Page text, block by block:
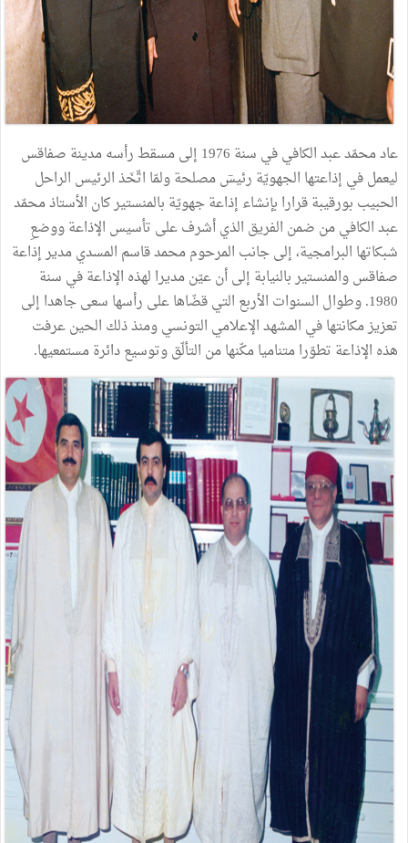
عاد محمّد عبد الكافي في سنة 1976 إلى مسقط رأسه مدينة صفاقس
ليعمل في إذاعتها الجهويّة رئيسٓ مصلحة ولمّا اتَّخَذ الرئيس الراحل
الحبيب بورقيبة قرارا بإنشاء إذاعة جهويّة بالمنستير كان الأستاذ محمّد
عبد الكافي من ضمن الفريق الذي أشرف على تأسيس الإذاعة ووضعِ
شبكاتها البرامجية، إلى جانب المرحوم محمد قاسم المسدي مدير إذاعة
صفاقس والمنستير بالنيابة إلى أن عيّن مديرا لهذه الإذاعة في سنة
1980. وطوال السنوات الأربع التي قضّاها على رأسها سعى جاهدا إلى
تعزيز مكانتها في المشهد الإعلامي التونسي ومنذ ذلك الحين عرفت
هذه الإذاعة تطوّرا متناميا مكّنها من التألّق وتوسيع دائرة مستمعيها.